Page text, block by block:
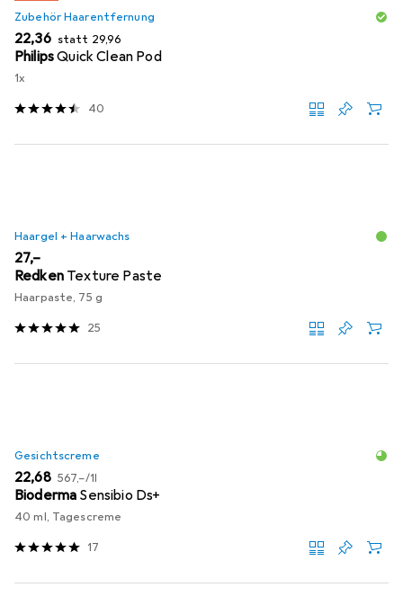
Zubehör Haarentfernung
EUR
22,36 statt EUR
29,96
PhilipsQuick Clean Pod
1x
40
Haargel + Haarwachs
EUR
27,–
Redken Texture Paste
Haarpaste, 75 g
25
Gesichtscreme
EUR
22,68 EUR
567,–/1l
Bioderma Sensibio Ds+
40 ml, Tagescreme
17